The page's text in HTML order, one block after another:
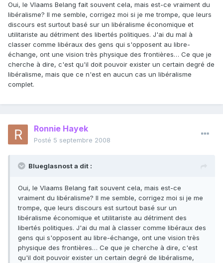
Oui, le Vlaams Belang fait souvent cela, mais est-ce vraiment du
libéralisme? Il me semble, corrigez moi si je me trompe, que leurs
discours est surtout basé sur un libéralisme économique et
utilitariste au détriment des libertés politiques. J'ai du mal à
classer comme libéraux des gens qui s'opposent au libre-
échange, ont une vision très physique des frontières… Ce que je
cherche à dire, c'est qu'il doit pouvoir exister un certain degré de
libéralisme, mais que ce n'est en aucun cas un libéralisme
complet.
Ronnie Hayek
Posté 5 septembre 2008
Blueglasnost a dit :
Oui, le Vlaams Belang fait souvent cela, mais est-ce
vraiment du libéralisme? Il me semble, corrigez moi si je me
trompe, que leurs discours est surtout basé sur un
libéralisme économique et utilitariste au détriment des
libertés politiques. J'ai du mal à classer comme libéraux des
gens qui s'opposent au libre-échange, ont une vision très
physique des frontières… Ce que je cherche à dire, c'est
qu'il doit pouvoir exister un certain degré de libéralisme,